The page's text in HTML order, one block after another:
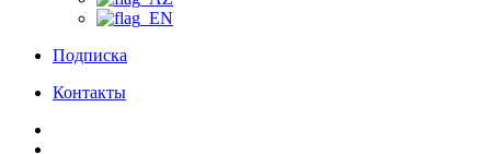
Подписка
Контакты